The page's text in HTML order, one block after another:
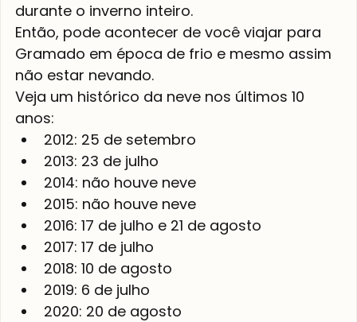
durante o inverno inteiro.
Então, pode acontecer de você viajar para
Gramado em época de frio e mesmo assim
não estar nevando.
Veja um histórico da neve nos últimos 10
anos:
2012: 25 de setembro
2013: 23 de julho
2014: não houve neve
2015: não houve neve
2016: 17 de julho e 21 de agosto
2017: 17 de julho
2018: 10 de agosto
2019: 6 de julho
2020: 20 de agosto